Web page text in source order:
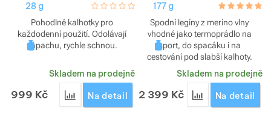
28 g hodnoceni_zakazniku
0 / 5
Pohodlné kalhotky pro
každodenní použití. Odolávají
zápachu, rychle schnou.
Skladem na prodejně
999 Kč Přidat 'Kalhotky Icebreaker dámské Siren Hipkini'
Na detail
177 g
5.0 / 5
Spodní legíny z merino vlny
vhodné jako termoprádlo na
sport, do spacáku i na
cestování pod slabší kalhoty.
Funkční, odolávají zápachu.
Skladem na prodejně
2 399 Kč Přidat 'Legíny
Na detail